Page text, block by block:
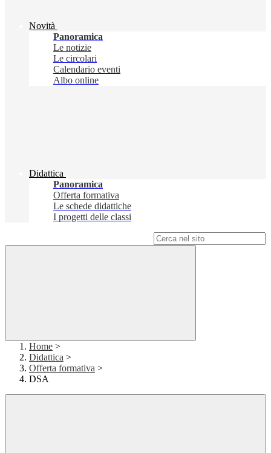
Novità
Panoramica
Le notizie
Le circolari
Calendario eventi
Albo online
Didattica
Panoramica
Offerta formativa
Le schede didattiche
I progetti delle classi
Home >
Didattica >
Offerta formativa >
DSA